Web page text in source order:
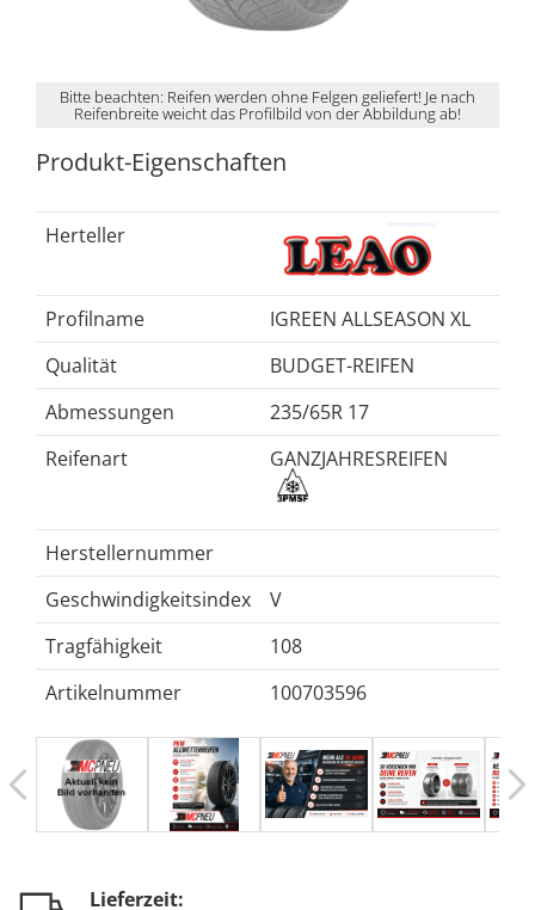
Bitte beachten: Reifen werden ohne Felgen geliefert! Je nach
Reifenbreite weicht das Profilbild von der Abbildung ab!
Produkt-Eigenschaften
Herteller
Profilname
IGREEN ALLSEASON XL
Qualität
BUDGET-REIFEN
Abmessungen
235/65R 17
Reifenart
GANZJAHRESREIFEN
Herstellernummer
Geschwindigkeitsindex
V
Tragfähigkeit
108
Artikelnummer
100703596
Lieferzeit: